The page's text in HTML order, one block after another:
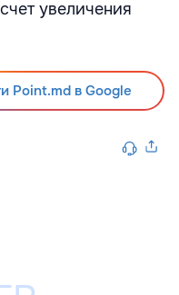
увеличения
Point.md в Google